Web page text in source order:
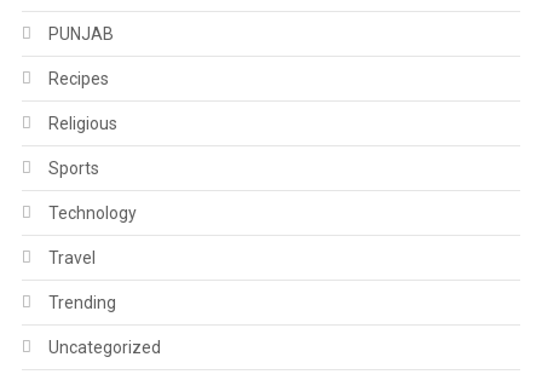
PUNJAB
Recipes
Religious
Sports
Technology
Travel
Trending
Uncategorized